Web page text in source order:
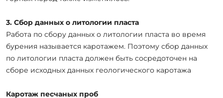
3. Сбор данных о литологии пласта
Работа по сбору данных о литологии пласта во время
бурения называется каротажем. Поэтому сбор данных
по литологии пласта должен быть сосредоточен на
сборе исходных данных геологического каротажа
Каротаж песчаных проб